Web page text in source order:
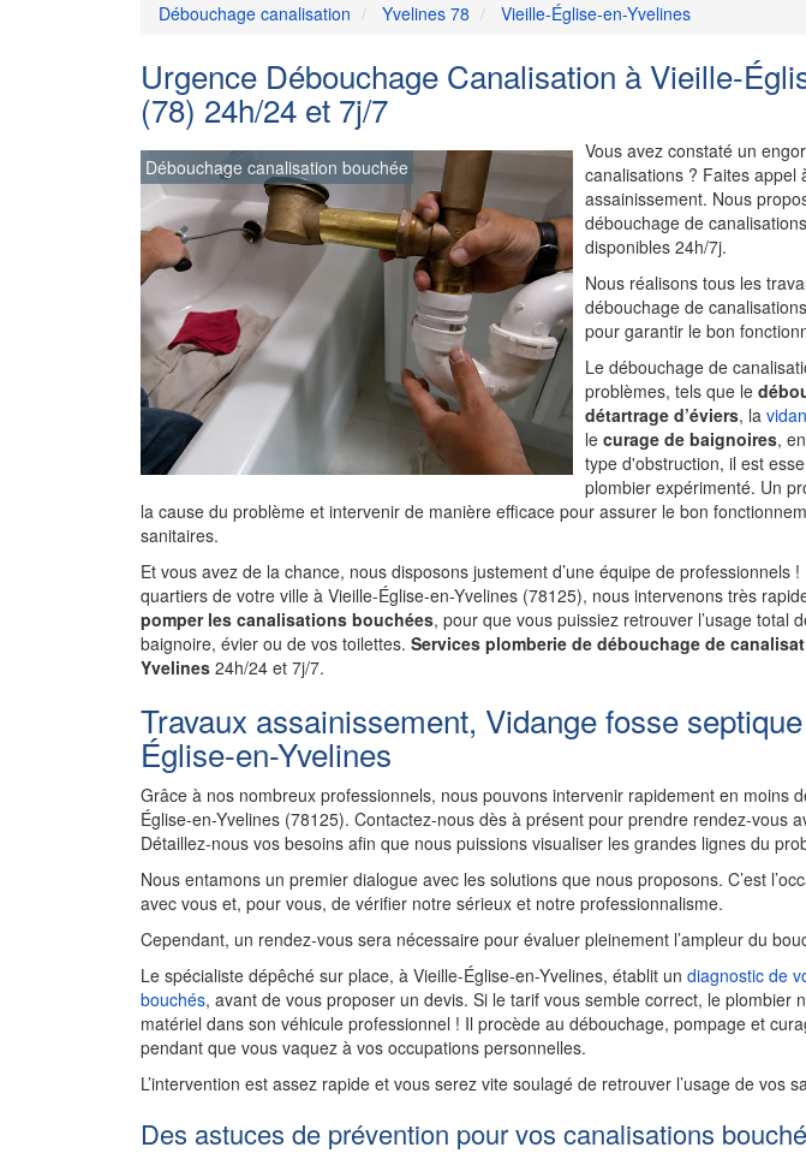
Débouchage canalisation Yvelines 78 Vieille-Église-en-Yvelines
Urgence Débouchage Canalisation à Vieille-
(78) 24h/24 et 7j/7
Débouchage canalisation bouchée
Vous avez constaté un
canalisations ? Faites appel
assainissement. Nous
débouchage de
disponibles 24h/7j.
Nous réalisons tous les
débouchage de
pour garantir le bon
Le débouchage de
problèmes, tels que le
détartrage d’éviers, la
le curage de baignoires,
type d'obstruction, il est
plombier expérimenté. Un
la cause du problème et intervenir de manière efficace pour assurer le bon
sanitaires.
Et vous avez de la chance, nous disposons justement d’une équipe de professionnels
quartiers de votre ville à Vieille-Église-en-Yvelines (78125), nous intervenons très
pomper les canalisations bouchées, pour que vous puissiez retrouver l’usage total
baignoire, évier ou de vos toilettes. Services plomberie de débouchage de
Yvelines 24h/24 et 7j/7.
Travaux assainissement, Vidange fosse
Église-en-Yvelines
Grâce à nos nombreux professionnels, nous pouvons intervenir rapidement en moins
Église-en-Yvelines (78125). Contactez-nous dès à présent pour prendre rendez-vous
Détaillez-nous vos besoins afin que nous puissions visualiser les grandes lignes du
Nous entamons un premier dialogue avec les solutions que nous proposons. C’est
avec vous et, pour vous, de vérifier notre sérieux et notre professionnalisme.
Cependant, un rendez-vous sera nécessaire pour évaluer pleinement l’ampleur du
Le spécialiste dépêché sur place, à Vieille-Église-en-Yvelines, établit un diagnostic de
bouchés, avant de vous proposer un devis. Si le tarif vous semble correct, le plombier
matériel dans son véhicule professionnel ! Il procède au débouchage, pompage et
pendant que vous vaquez à vos occupations personnelles.
L’intervention est assez rapide et vous serez vite soulagé de retrouver l’usage de vos
Des astuces de prévention pour vos canalisations